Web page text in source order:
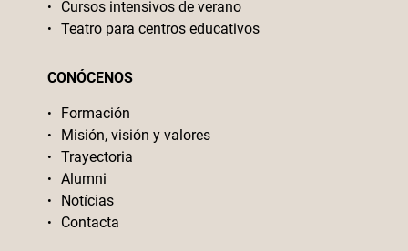
Cursos intensivos de verano
Teatro para centros educativos
CONÓCENOS
Formación
Misión, visión y valores
Trayectoria
Alumni
Notícias
Contacta